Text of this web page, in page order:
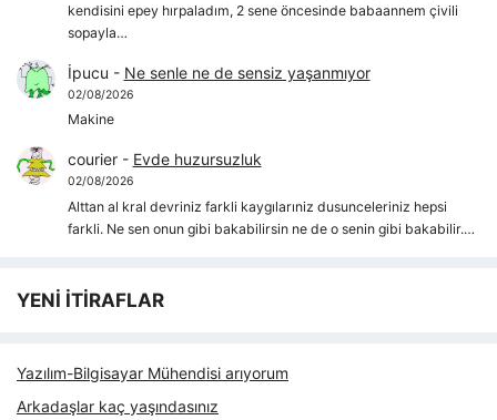
kendisini epey hırpaladım, 2 sene öncesinde babaannem çivili
sopayla…
İpucu - Ne senle ne de sensiz yaşanmıyor
02/08/2026
Makine
courier- Evde huzursuzluk
02/08/2026
Alttan al kral devriniz farkli kaygılarıniz dusunceleriniz hepsi
farkli. Ne sen onun gibi bakabilirsin ne de o senin gibi bakabilir.…
YENİ İTİRAFLAR
Yazılım-Bilgisayar Mühendisi arıyorum
Arkadaşlar kaç yaşındasınız